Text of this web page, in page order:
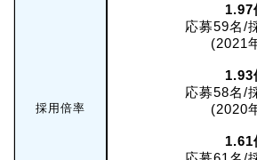
採用倍率
1.97
応募59名/
(2021
1.93
応募58名/
(2020
1.61